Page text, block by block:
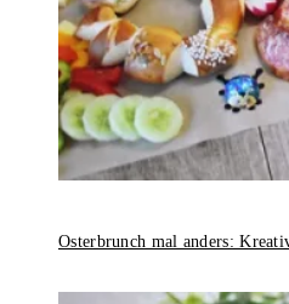
Osterbrunch mal anders: